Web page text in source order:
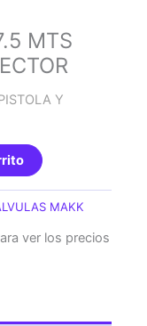
MTS
Y
MAKK
ver los precios